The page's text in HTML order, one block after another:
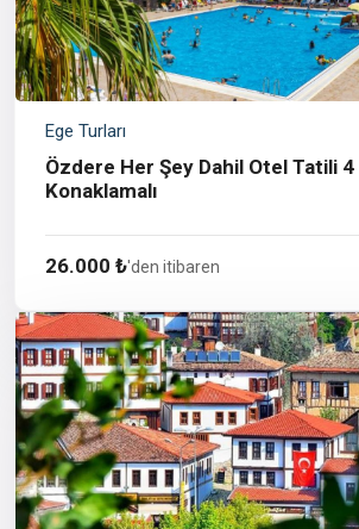
Ege Turları
Özdere Her Şey Dahil Otel Tatili
Konaklamalı
26.000 ₺'den itibaren